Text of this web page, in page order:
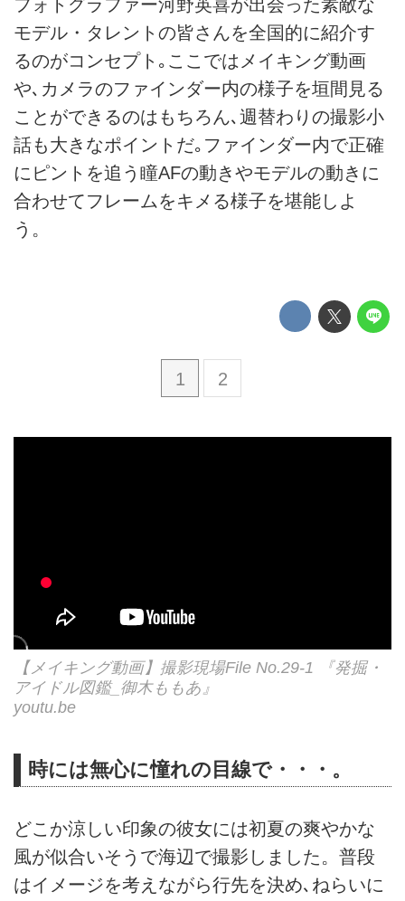
フォトグラファー河野英喜が出会った素敵な
モデル・タレントの皆さんを全国的に紹介す
るのがコンセプト｡ここではメイキング動画
や､カメラのファインダー内の様子を垣間見る
ことができるのはもちろん､週替わりの撮影小
話も大きなポイントだ｡ファインダー内で正確
にピントを追う瞳AFの動きやモデルの動きに
合わせてフレームをキメる様子を堪能しよ
う。
1 2
【メイキング動画】撮影現場File No.29-1 『発掘・
アイドル図鑑_御木ももあ』
youtu.be
時には無心に憧れの目線で・・・。
どこか涼しい印象の彼女には初夏の爽やかな
風が似合いそうで海辺で撮影しました。普段
はイメージを考えながら行先を決め､ねらいに